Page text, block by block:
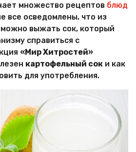
множество рецептов блюд
все осведомлены, что из
выжать сок, который
справиться с
«Мир Хитростей»
картофельный сок и как
для употребления.